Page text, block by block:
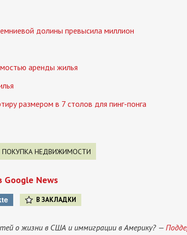
долины превысила миллион
аренды жилья
размером в 7 столов для пинг-понга
ПОКУПКА НЕДВИЖИМОСТИ
Google News
В ЗАКЛАДКИ
о жизни в США и иммиграции в Америку? —